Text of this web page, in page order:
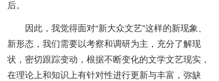
后。
因此，我觉得面对“新大众文艺”这样的新现象、
新形态，我们需要以考察和调研为主，充分了解现
状，密切跟踪变动，根据不断变化的文学文艺现实，
在理论上和知识上有针对性进行更新与丰富，弥缺